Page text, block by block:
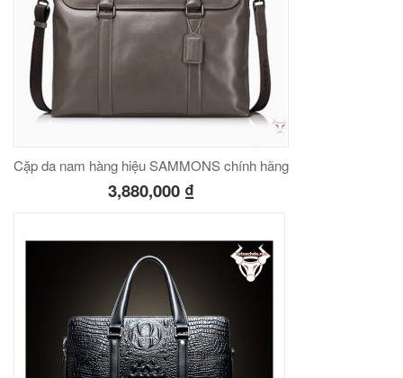
Cặp da nam hàng hiệu SAMMONS chính hãng
3,880,000 ₫